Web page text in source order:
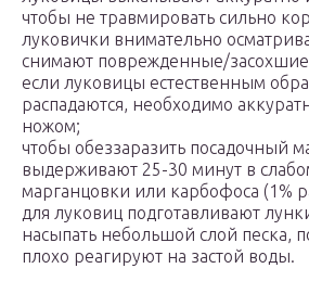
чтобы не травмировать сильно
луковички внимательно
снимают поврежденные/
если луковицы естественным
распадаются, необходимо
ножом;
чтобы обеззаразить посадочный
выдерживают 25-30 минут в
марганцовки или карбофоса (1%
для луковиц подготавливают
насыпать небольшой слой песка,
плохо реагируют на застой воды.